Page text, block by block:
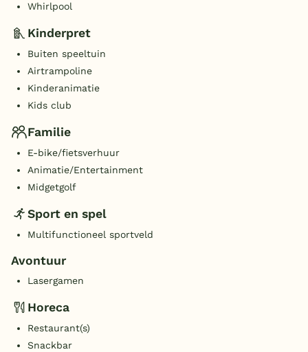
Whirlpool
Kinderpret
Buiten speeltuin
Airtrampoline
Kinderanimatie
Kids club
Familie
E-bike/fietsverhuur
Animatie/Entertainment
Midgetgolf
Sport en spel
Multifunctioneel sportveld
Avontuur
Lasergamen
Horeca
Restaurant(s)
Snackbar